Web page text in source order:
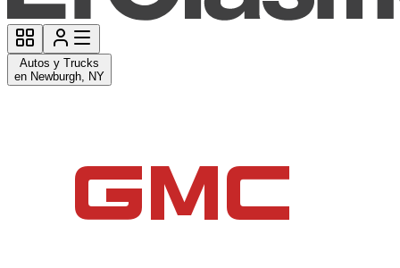
Autos y Trucks
en Newburgh, NY